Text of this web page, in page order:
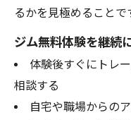
るかを見極めることで
ジム無料体験を継続
体験後すぐにトレ
相談する
自宅や職場からの